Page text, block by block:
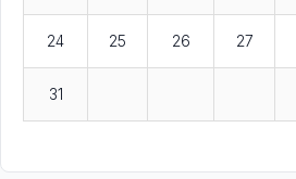
24 25 26 27
31